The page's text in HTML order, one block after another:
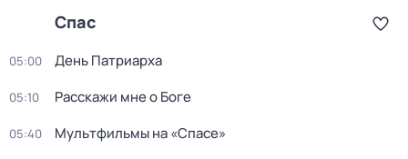
Спас
05:00 День Патриарха
05:10 Расскажи мне о Боге
05:40 Мультфильмы на «Спасе»